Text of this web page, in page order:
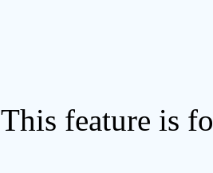
This feature is